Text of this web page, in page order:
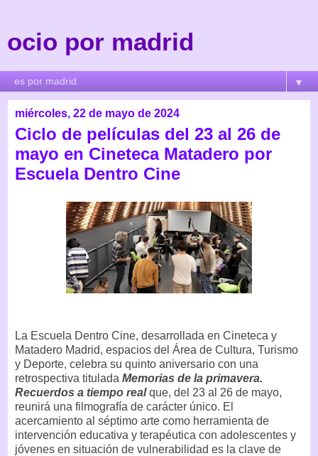
ocio por madrid
▼
miércoles, 22 de mayo de 2024
Ciclo de películas del 23 al 26 de
mayo en Cineteca Matadero por
Escuela Dentro Cine
La Escuela Dentro Cine, desarrollada en Cineteca y
Matadero Madrid, espacios del Área de Cultura, Turismo
y Deporte, celebra su quinto aniversario con una
retrospectiva titulada Memorias de la primavera.
Recuerdos a tiempo realque, del 23 al 26 de mayo,
reunirá una filmografía de carácter único. El
acercamiento al séptimo arte como herramienta de
intervención educativa y terapéutica con adolescentes y
jóvenes en situación de vulnerabilidad es la clave de